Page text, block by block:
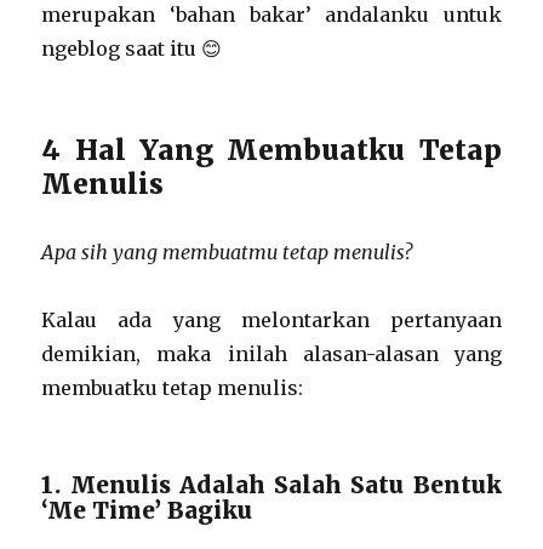
merupakan ‘bahan bakar’ andalanku untuk
ngeblog saat itu 😊
4 Hal Yang Membuatku Tetap
Menulis
Apa sih yang membuatmu tetap menulis?
Kalau ada yang melontarkan pertanyaan
demikian, maka inilah alasan-alasan yang
membuatku tetap menulis:
1. Menulis Adalah Salah Satu Bentuk
‘Me Time’ Bagiku